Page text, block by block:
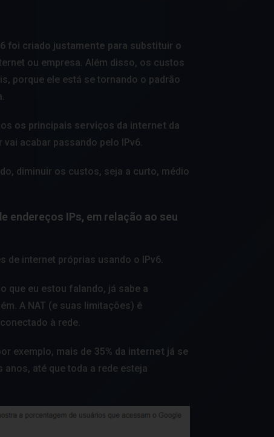
foi criado justamente para substituir o
ou empresa. Além disso, os custos
porque ele está se tornando o padrão
os principais serviços da internet da
acabar passando pelo IPv6.
diminuir os custos, seja a curto, médio
endereços IPs, em relação ao seu
de internet próprias usando o IPv6.
que eu estou falando, já sabe a
A NAT (e suas limitações) é
à rede.
exemplo, mais de 35% da internet já se
anos, até que toda a rede esteja